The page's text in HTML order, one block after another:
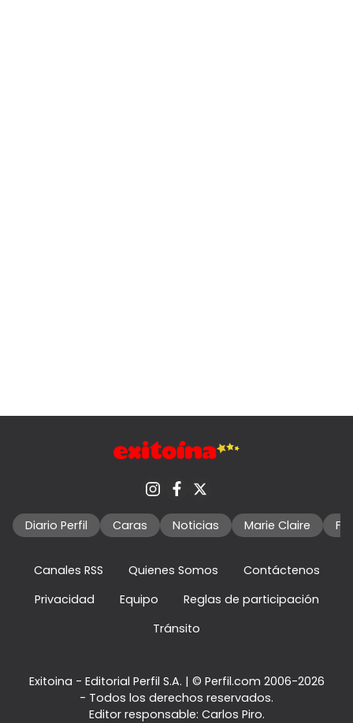
Diario Perfil Caras Noticias Marie Claire
Canales RSS Quienes Somos
Contáctenos
Privacidad
Equipo
Reglas de participación
Tránsito
Exitoina - Editorial Perfil S.A. | © Perfil.com 2006-2026
- Todos los derechos reservados.
Editor responsable: Carlos Piro.